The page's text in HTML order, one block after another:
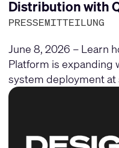
Distribution with
PRESSEMITTEILUNG
June 8, 2026 – Learn
Platform is expanding
system deployment at